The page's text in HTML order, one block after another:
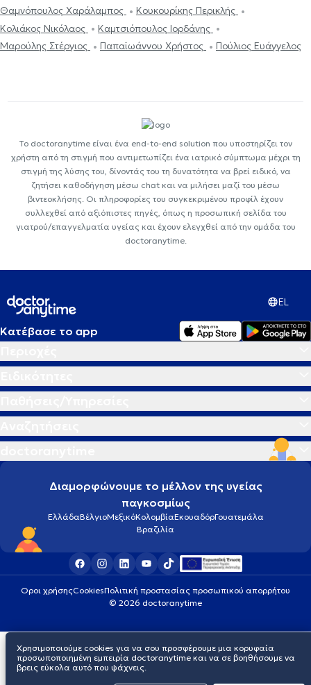
Θαμνόπουλος Χαράλαμπος
Κουκουρίκης Περικλής
Κολιάκος Νικόλαος
Καμτσιόπουλος Ιορδάνης
Μαρούλης Στέργιος
Παπαϊωάννου Χρήστος Πούλιος Ευάγγελος
Το doctoranytime είναι ένα end-to-end solution που υποστηρίζει τον
χρήστη από τη στιγμή που αντιμετωπίζει ένα ιατρικό σύμπτωμα μέχρι τη
στιγμή της λύσης του, δίνοντάς του τη δυνατότητα να βρεί ειδικό, να
ζητήσει καθοδήγηση μέσω chat και να μιλήσει μαζί του μέσω
βιντεοκλήσης. Οι πληροφορίες του συγκεκριμένου προφίλ έχουν
συλλεχθεί από αξιόπιστες πηγές, όπως η προσωπική σελίδα του
γιατρού/επαγγελματία υγείας και έχουν ελεγχθεί από την ομάδα του
doctoranytime.
EL
Κατέβασε το app
Διαμορφώνουμε το μέλλον της υγείας
παγκοσμίως
ΕλλάδαΒέλγιοΜεξικόΚολομβίαΕκουαδόρΓουατεμάλα
Βραζιλία
Οροι χρήσηςCookiesΠολιτική προστασίας προσωπικού απορρήτου
© 2026 doctoranytime
Χρησιμοποιούμε cookies για να σου προσφέρουμε μια κορυφαία
προσωποποιημένη εμπειρία doctoranytime και να σε βοηθήσουμε να
βρεις εύκολα αυτό που ψάχνεις.